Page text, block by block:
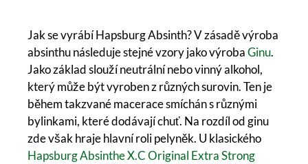
Jak se vyrábí Hapsburg Absinth? V zásadě výroba
absinthu následuje stejné vzory jako výrobaGinu.
Jako základ slouží neutrální nebo vinný alkohol,
který může být vyroben z různých surovin. Ten je
během takzvané macerace smíchán s různými
bylinkami, které dodávají chuť. Na rozdíl od ginu
zde však hraje hlavní roli pelyněk. U klasického
Hapsburg Absinthe X.C Original Extra Strong